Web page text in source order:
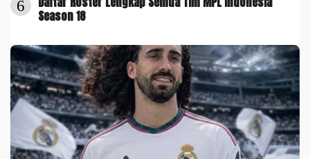
6
Season 18